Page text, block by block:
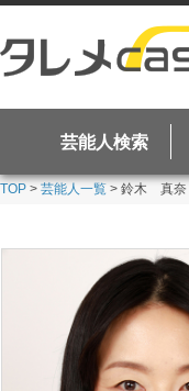
芸能人検索
TOP > 芸能人一覧 > 鈴木 真奈